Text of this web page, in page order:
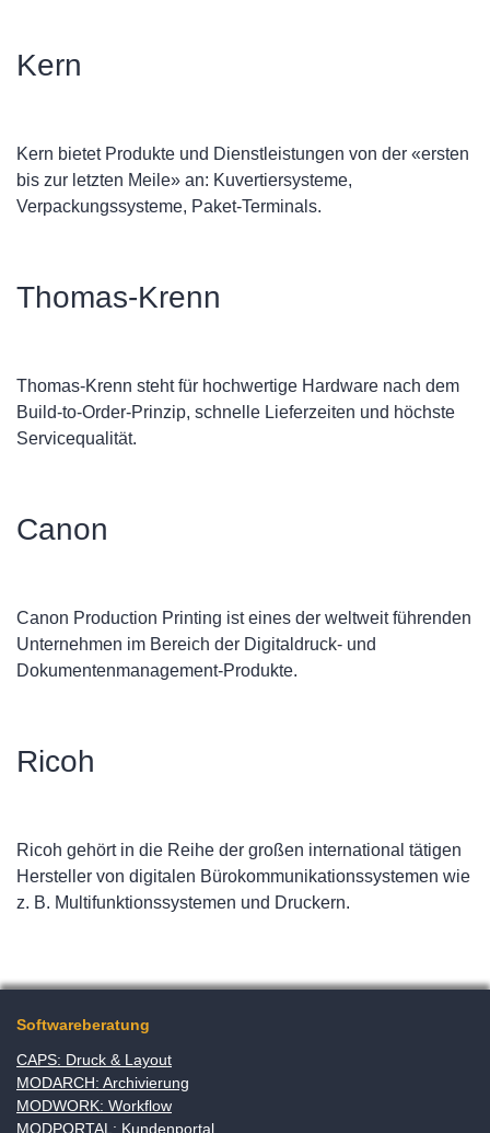
Kern
Kern bietet Produkte und Dienstleistungen von der «ersten
bis zur letzten Meile» an: Kuvertiersysteme,
Verpackungssysteme, Paket-Terminals.
Thomas-Krenn
Thomas-Krenn steht für hochwertige Hardware nach dem
Build-to-Order-Prinzip, schnelle Lieferzeiten und höchste
Servicequalität.
Canon
Canon Production Printing ist eines der weltweit führenden
Unternehmen im Bereich der Digitaldruck- und
Dokumentenmanagement-Produkte.
Ricoh
Ricoh gehört in die Reihe der großen international tätigen
Hersteller von digitalen Bürokommunikationssystemen wie
z. B. Multifunktionssystemen und Druckern.
Softwareberatung
CAPS: Druck & Layout
MODARCH: Archivierung
MODWORK: Workflow
MODPORTAL: Kundenportal